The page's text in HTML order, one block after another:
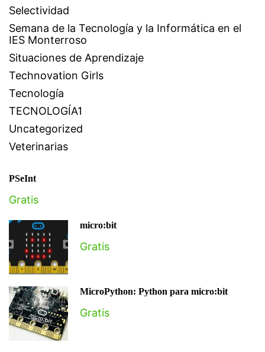
Selectividad
Semana de la Tecnología y la Informática en el
IES Monterroso
Situaciones de Aprendizaje
Technovation Girls
Tecnología
TECNOLOGÍA1
Uncategorized
Veterinarias
PSeInt
Gratis
micro:bit
Gratis
MicroPython: Python para micro:bit
Gratis